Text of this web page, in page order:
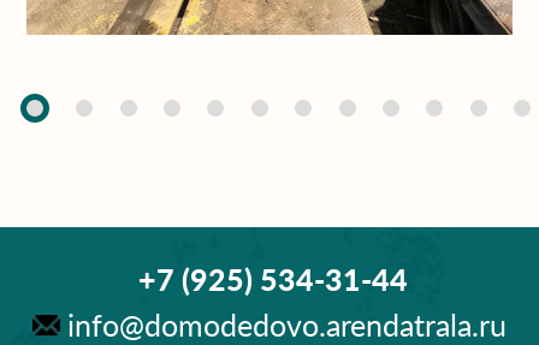
+7 (925) 534-31-44
info@domodedovo.arendatrala.ru